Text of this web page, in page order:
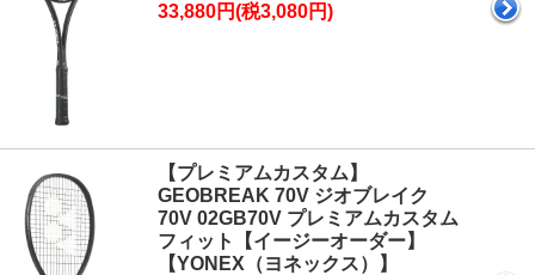
33,880円(税3,080円)
【プレミアムカスタム】
GEOBREAK 70V ジオブレイク
70V 02GB70V プレミアムカスタム
フィット【イージーオーダー】
【YONEX（ヨネックス）】